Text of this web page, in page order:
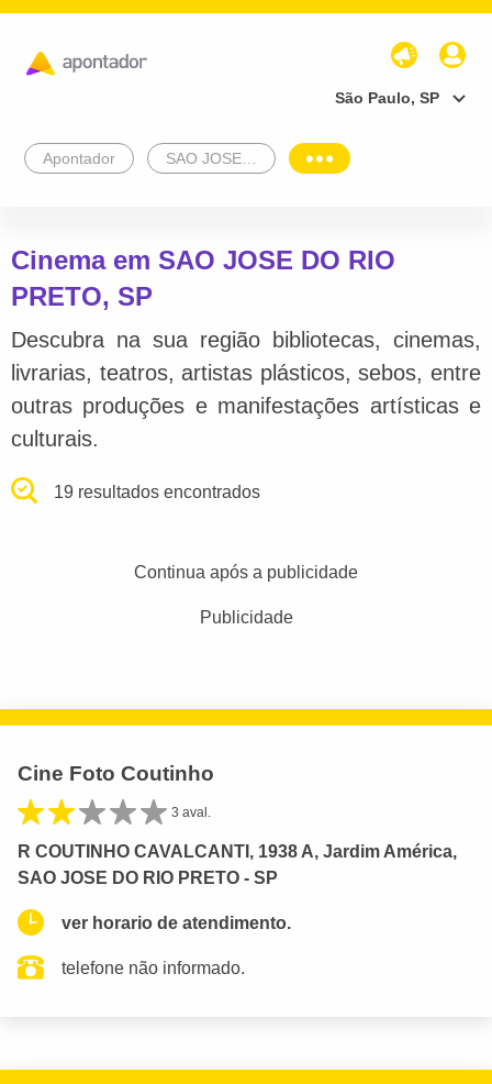
São Paulo, SP
Apontador
Cinema em SAO JOSE DO RIO
PRETO, SP
Descubra na sua região bibliotecas, cinemas,
livrarias, teatros, artistas plásticos, sebos, entre
outras produções e manifestações artísticas e
culturais.
19 resultados encontrados
Continua após a publicidade
Publicidade
Cine Foto Coutinho
3 aval.
R COUTINHO CAVALCANTI, 1938 A, Jardim América,
SAO JOSE DO RIO PRETO - SP
ver horario de atendimento.
telefone não informado.